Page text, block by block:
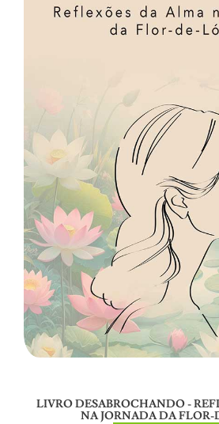
LIVRO DESABROCHANDO -
NA JORNADA DA FLOR-